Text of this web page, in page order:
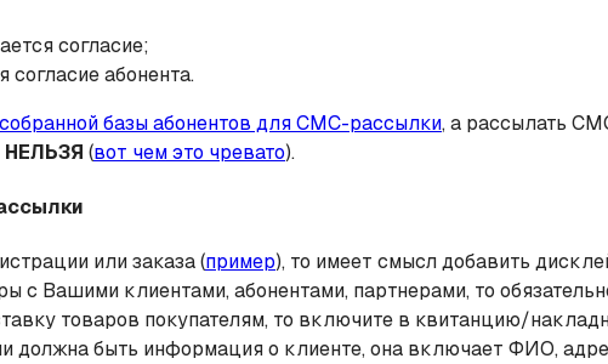
согласие;
абонента.
базы абонентов для СМС-рассылки, а рассылать
НЕЛЬЗЯ (вот чем это чревато).
или заказа (пример), то имеет смысл добавить
с Вашими клиентами, абонентами, партнерами, то
товаров покупателям, то включите в квитанцию/
должна быть информация о клиенте, она включает ФИО,